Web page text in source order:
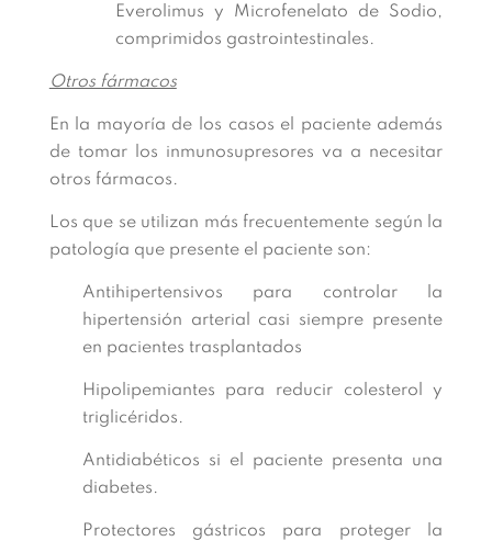
Everolimus y Microfenelato de Sodio,
comprimidos gastrointestinales.
Otros fármacos
En la mayoría de los casos el paciente además
de tomar los inmunosupresores va a necesitar
otros fármacos.
Los que se utilizan más frecuentemente según la
patología que presente el paciente son:
Antihipertensivos para controlar la
hipertensión arterial casi siempre presente
en pacientes trasplantados
Hipolipemiantes para reducir colesterol y
triglicéridos.
Antidiabéticos si el paciente presenta una
diabetes.
Protectores gástricos para proteger la